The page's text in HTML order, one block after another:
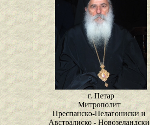
г. Петар
Митрополит
Преспанско-Пелагониски и
Австралиско - Новозеландски